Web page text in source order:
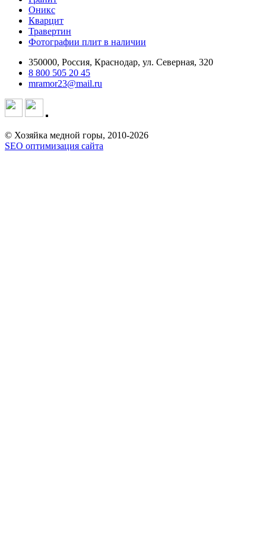
Оникс
Кварцит
Травертин
Фотографии плит в наличии
350000, Россия, Краснодар, ул. Северная, 320
8 800 505 20 45
mramor23@mail.ru
© Хозяйка медной горы, 2010-2026
SEO оптимизация сайта